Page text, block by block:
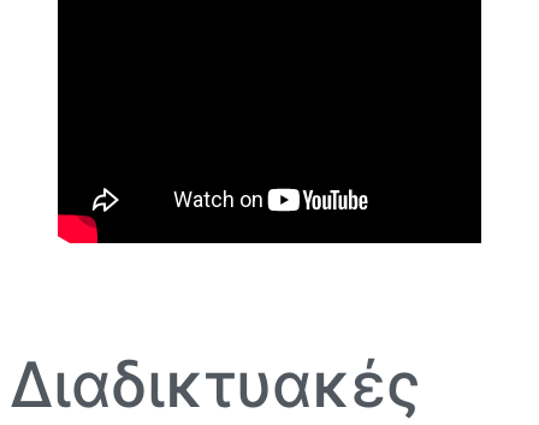
Διαδικτυακές